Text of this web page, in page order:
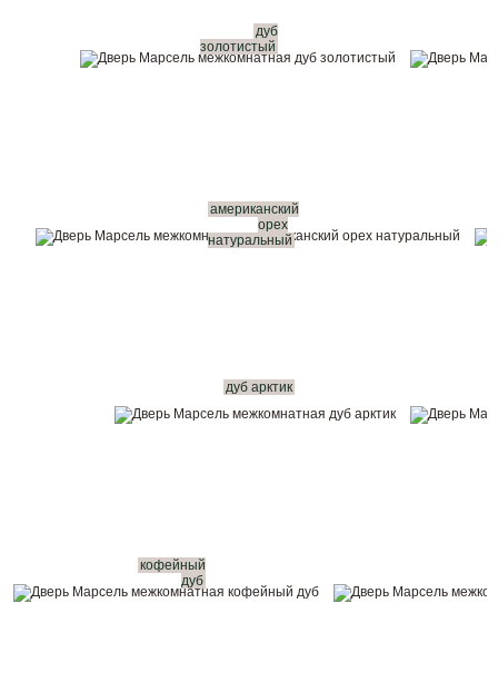
дуб
золотистый
американский
орех
натуральный
дуб арктик
кофейный
дуб